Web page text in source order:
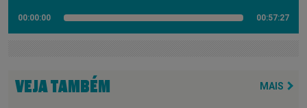
00:00:00 00:57:27
VEJA TAMBÉM MAIS